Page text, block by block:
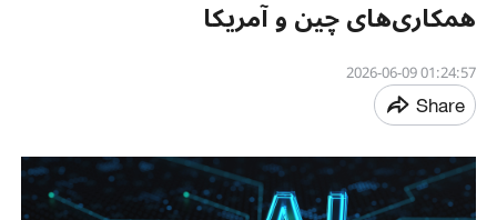
همکاری‌های چین و آمریکا
01:24:57 2026-06-09
Share